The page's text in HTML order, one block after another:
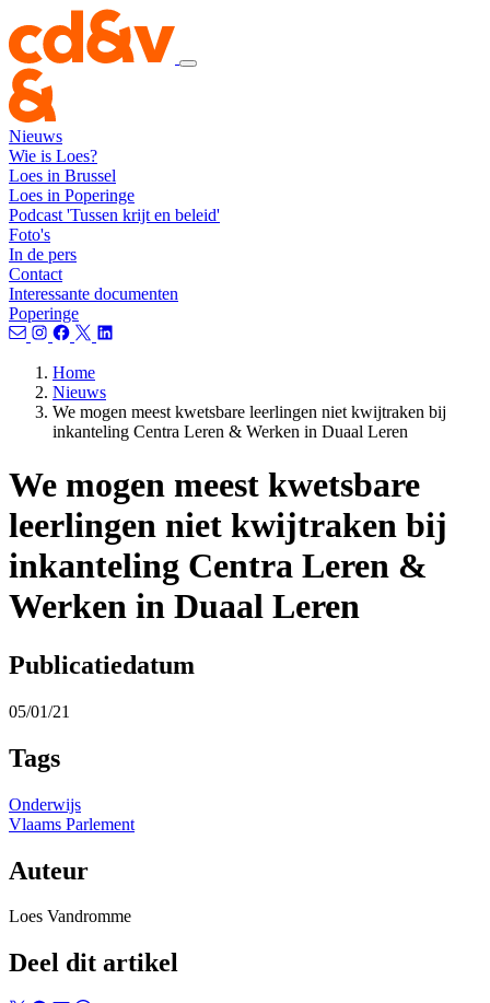
Nieuws
Wie is Loes?
Loes in Brussel
Loes in Poperinge
Podcast 'Tussen krijt en beleid'
Foto's
In de pers
Contact
Interessante documenten
Poperinge
Home
Nieuws
We mogen meest kwetsbare leerlingen niet kwijtraken bij
inkanteling Centra Leren & Werken in Duaal Leren
We mogen meest kwetsbare
leerlingen niet kwijtraken bij
inkanteling Centra Leren &
Werken in Duaal Leren
Publicatiedatum
05/01/21
Tags
Onderwijs
Vlaams Parlement
Auteur
Loes Vandromme
Deel dit artikel